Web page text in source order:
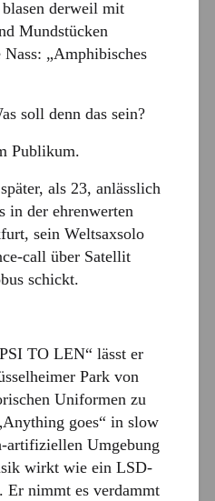
derweil mit
Mundstücken
„Amphibisches
soll denn das sein?
Publikum.
als 23, anlässlich
in der ehrenwerten
sein Weltsaxsolo
call über Satellit
schickt.
TO LEN“ lässt er
Park von
Uniformen zu
goes“ in slow
artifiziellen Umgebung
wirkt wie ein LSD-
Er nimmt es verdammt